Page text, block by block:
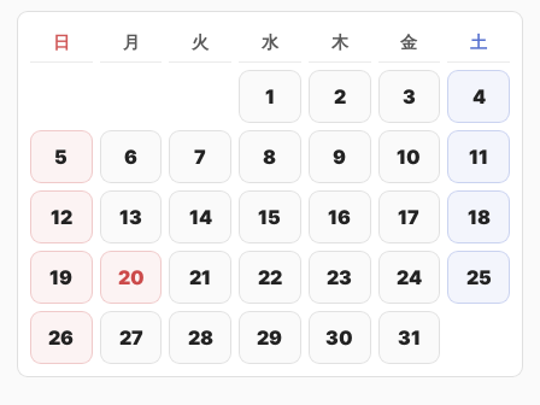
日 月 火 水 木 金 土
1 2 3 4
5 6 7 8 9 10 11
12 13 14 15 16 17 18
19 20 21 22 23 24 25
26 27 28 29 30 31